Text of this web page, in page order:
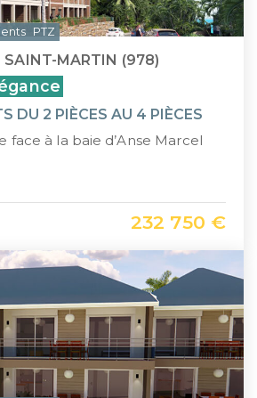
SAINT-MARTIN (978)
DU 2 PIÈCES AU 4 PIÈCES
face à la baie d’Anse Marcel
232 750 €
PTZ